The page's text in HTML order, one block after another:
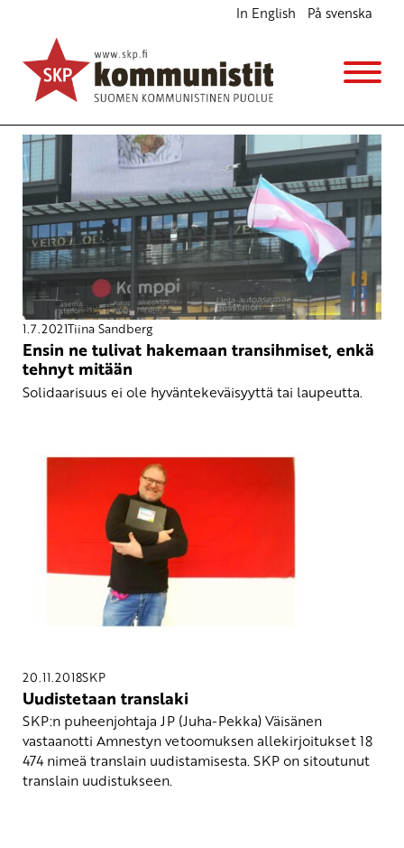
In English På svenska
transoikeudet
1.7.2021Tiina Sandberg
Ensin ne tulivat hakemaan transihmiset, enkä
tehnyt mitään
Solidaarisuus ei ole hyväntekeväisyyttä tai laupeutta.
20.11.2018SKP
Uudistetaan translaki
SKP:n puheenjohtaja JP (Juha-Pekka) Väisänen
vastaanotti Amnestyn vetoomuksen allekirjoitukset 18
474 nimeä translain uudistamisesta. SKP on sitoutunut
translain uudistukseen.